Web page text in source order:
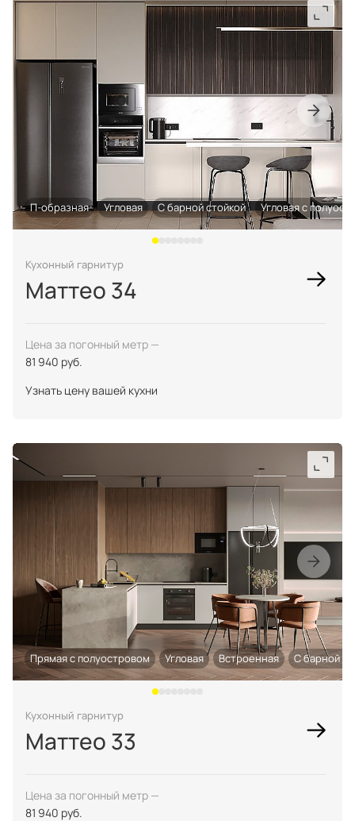
П-образная Угловая С барной стойкой Угловая с
Кухонный гарнитур
Маттео 34
Цена за погонный метр —
81 940 руб.
Узнать цену вашей кухни
Прямая с полуостровом Угловая Встроенная С барной
Кухонный гарнитур
Маттео 33
Цена за погонный метр —
81 940 руб.